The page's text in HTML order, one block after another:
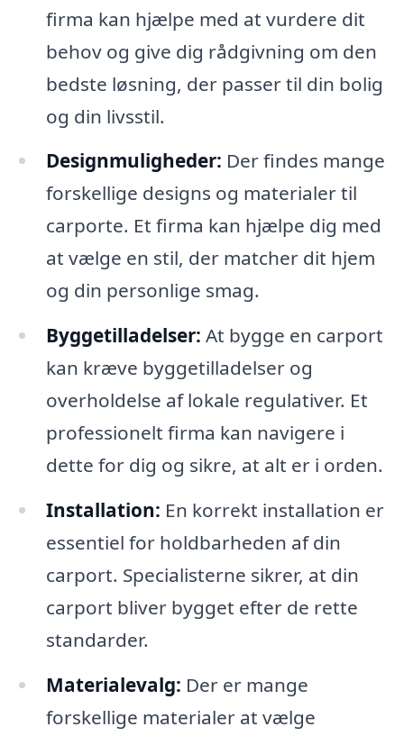
firma kan hjælpe med at vurdere dit
behov og give dig rådgivning om den
bedste løsning, der passer til din bolig
og din livsstil.
Designmuligheder: Der findes mange
forskellige designs og materialer til
carporte. Et firma kan hjælpe dig med
at vælge en stil, der matcher dit hjem
og din personlige smag.
Byggetilladelser: At bygge en carport
kan kræve byggetilladelser og
overholdelse af lokale regulativer. Et
professionelt firma kan navigere i
dette for dig og sikre, at alt er i orden.
Installation: En korrekt installation er
essentiel for holdbarheden af din
carport. Specialisterne sikrer, at din
carport bliver bygget efter de rette
standarder.
Materialevalg: Der er mange
forskellige materialer at vælge